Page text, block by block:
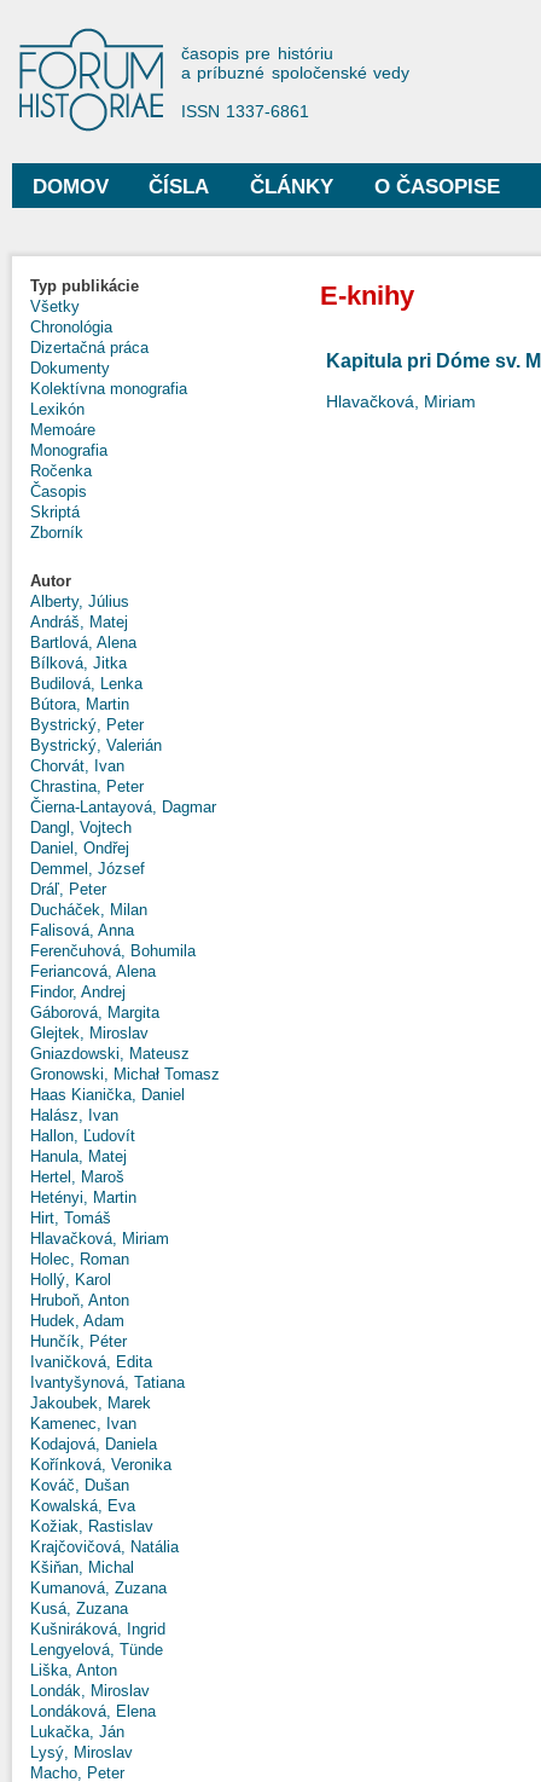
Forum Historiae
časopis pre históriu
a príbuzné spoločenské vedy
ISSN 1337-6861
Hlavné menu
DOMOV ČÍSLA ČLÁNKY O ČASOPISE
Typ publikácie
Všetky
Chronológia
Dizertačná práca
Dokumenty
Kolektívna monografia
Lexikón
Memoáre
Monografia
Ročenka
Časopis
Skriptá
Zborník
Autor
Alberty, Július
Andráš, Matej
Bartlová, Alena
Bílková, Jitka
Budilová, Lenka
Bútora, Martin
Bystrický, Peter
Bystrický, Valerián
Chorvát, Ivan
Chrastina, Peter
Čierna-Lantayová, Dagmar
Dangl, Vojtech
Daniel, Ondřej
Demmel, József
Dráľ, Peter
Ducháček, Milan
Falisová, Anna
Ferenčuhová, Bohumila
Feriancová, Alena
Findor, Andrej
Gáborová, Margita
Glejtek, Miroslav
Gniazdowski, Mateusz
Gronowski, Michał Tomasz
Haas Kianička, Daniel
Halász, Ivan
Hallon, Ľudovít
Hanula, Matej
Hertel, Maroš
Hetényi, Martin
Hirt, Tomáš
Hlavačková, Miriam
Holec, Roman
Hollý, Karol
Hruboň, Anton
Hudek, Adam
Hunčík, Péter
Ivaničková, Edita
Ivantyšynová, Tatiana
Jakoubek, Marek
Kamenec, Ivan
Kodajová, Daniela
Kořínková, Veronika
Kováč, Dušan
Kowalská, Eva
Kožiak, Rastislav
Krajčovičová, Natália
Kšiňan, Michal
Kumanová, Zuzana
Kusá, Zuzana
Kušniráková, Ingrid
Lengyelová, Tünde
Liška, Anton
Londák, Miroslav
Londáková, Elena
Lukačka, Ján
Lysý, Miroslav
Macho, Peter
E-knihy
Kapitula pri Dóme sv.
Hlavačková, Miriam